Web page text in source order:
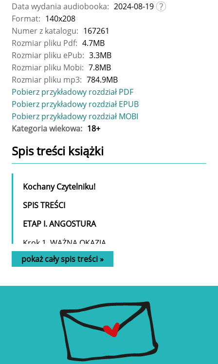
Data wydania audiobooka: 2024-08-19
Format: 140x208
Numer z katalogu: 167261
Rozmiar pliku Pdf: 4.7MB
Rozmiar pliku ePub: 3.3MB
Rozmiar pliku Mobi: 7.8MB
Rozmiar pliku mp3: 784.9MB
Pobierz przykładowy rozdział PDF
Pobierz przykładowy rozdział EPUB
Pobierz przykładowy rozdział MOBI
Kategoria wiekowa: 18+
Spis treści książki
Kochany Czytelniku!
SPIS TREŚCI
ETAP I. ANGOSTURA
Krok 1. WAŻNA OKAZJA
Krok 2. WALC ŚMIERCI
Krok 3. POWIEW ŚWIEŻOŚCI
Krok 6. MARSZ WSTYDU
Krok 7. ZABAWNE POŁOŻENIE
Krok 8. DROBNA POMOC
ETAP II. UNDERBERG
pokaż cały spis treści »